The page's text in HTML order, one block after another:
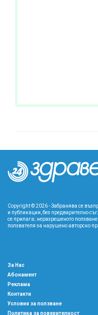
Copyright © 2026 - Забранява се
и публикации, без предварително
се прилага; неразрешеното
ползвателя за нарушено авторско
За Нас
Абонамент
Реклама
Контакти
Условия за ползване
Политика за поверителност